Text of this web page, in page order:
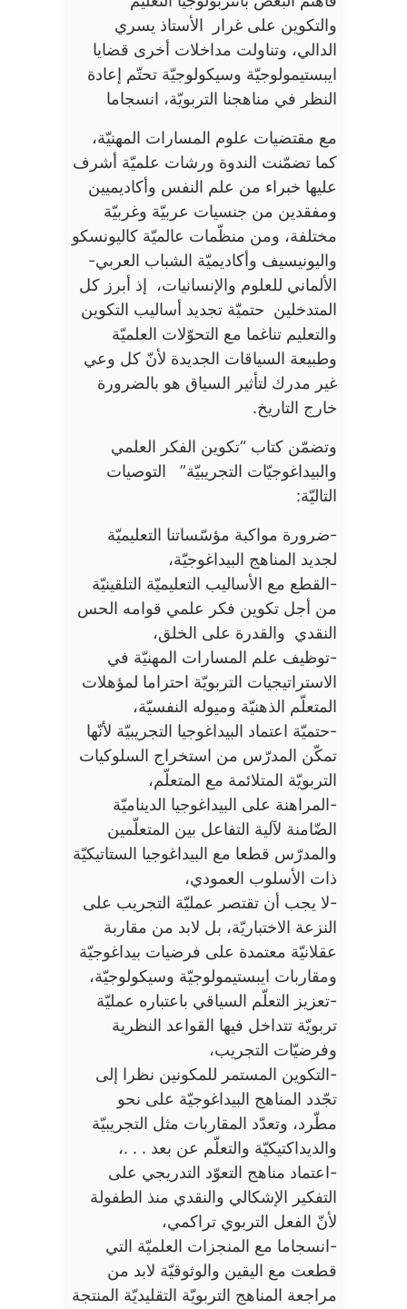
والتكوين على غرار الأستاذ يسري
الدالي، وتناولت مداخلات أخرى قضايا
ايبستيمولوجيّة وسيكولوجيّة تحتّم إعادة
النظر في مناهجنا التربويّة، انسجاما
مع مقتضيات علوم المسارات المهنيّة،
كما تضمّنت الندوة ورشات علميّة أشرف
عليها خبراء من علم النفس وأكاديميين
ومفقدين من جنسيات عربيّة وغربيّة
مختلفة، ومن منظّمات عالميّة كاليونسكو
واليونيسيف وأكاديميّة الشباب العربي-
الألماني للعلوم والإنسانيات، إذ أبرز كل
المتدخلين حتميّة تجديد أساليب التكوين
والتعليم تناغما مع التحوّلات العلميّة
وطبيعة السياقات الجديدة لأنّ كل وعي
غير مدرك لتأثير السياق هو بالضرورة
خارج التاريخ.
وتضمّن كتاب “تكوين الفكر العلمي
والبيداغوجيّات التجريبيّة” التوصيات
التاليّة:
-ضرورة مواكبة مؤسّساتنا التعليميّة
لجديد المناهج البيداغوجيّة،
-القطع مع الأساليب التعليميّة التلقينيّة
من أجل تكوين فكر علمي قوامه الحس
النقدي والقدرة على الخلق،
-توظيف علم المسارات المهنيّة في
الاستراتيجيات التربويّة احتراما لمؤهلات
المتعلّم الذهنيّة وميوله النفسيّة،
-حتميّة اعتماد البيداغوجيا التجريبيّة لأنّها
تمكّن المدرّس من استخراج السلوكيات
التربويّة المتلائمة مع المتعلّم،
-المراهنة على البيداغوجيا الديناميّة
الضّامنة لآلية التفاعل بين المتعلّمين
والمدرّس قطعا مع البيداغوجيا الستاتيكيّة
ذات الأسلوب العمودي،
-لا يجب أن تقتصر عمليّة التجريب على
النزعة الاختباريّة، بل لابد من مقاربة
عقلانيّة معتمدة على فرضيات بيداغوجيّة
ومقاربات ايبستيمولوجيّة وسيكولوجيّة،
-تعزيز التعلّم السياقي باعتباره عمليّة
تربويّة تتداخل فيها القواعد النظرية
وفرضيّات التجريب،
-التكوين المستمر للمكونين نظرا إلى
تجّدد المناهج البيداغوجيّة على نحو
مطّرد، وتعدّد المقاربات مثل التجريبيّة
والديداكتيكيّة والتعلّم عن بعد . . .،
-اعتماد مناهج التعوّد التدريجي على
التفكير الإشكالي والنقدي منذ الطفولة
لأنّ الفعل التربوي تراكمي،
-انسجاما مع المنجزات العلميّة التي
قطعت مع اليقين والوثوقيّة لابد من
مراجعة المناهج التربويّة التقليديّة المنتجة